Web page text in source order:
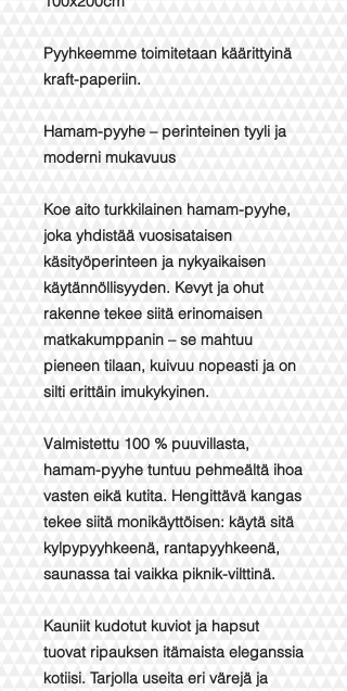
Pyyhkeemme toimitetaan käärittyinä
kraft-paperiin.
Hamam-pyyhe – perinteinen tyyli ja
moderni mukavuus
Koe aito turkkilainen hamam-pyyhe,
joka yhdistää vuosisataisen
käsityöperinteen ja nykyaikaisen
käytännöllisyyden. Kevyt ja ohut
rakenne tekee siitä erinomaisen
matkakumppanin – se mahtuu
pieneen tilaan, kuivuu nopeasti ja on
silti erittäin imukykyinen.
Valmistettu 100 % puuvillasta,
hamam-pyyhe tuntuu pehmeältä ihoa
vasten eikä kutita. Hengittävä kangas
tekee siitä monikäyttöisen: käytä sitä
kylpypyyhkeenä, rantapyyhkeenä,
saunassa tai vaikka piknik-vilttinä.
Kauniit kudotut kuviot ja hapsut
tuovat ripauksen itämaista eleganssia
kotiisi. Tarjolla useita eri värejä ja